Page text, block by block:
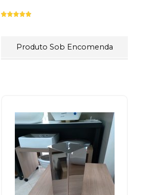
Produto Sob Encomenda